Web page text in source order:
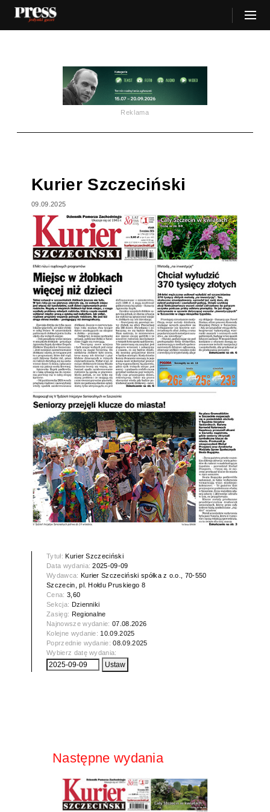
Reklama
Kurier Szczeciński
09.09.2025
Tytuł: Kurier Szczeciński
Data wydania:2025-09-09
Wydawca: Kurier Szczeciński spółka z o.o., 70-550
Szczecin, pl. Hołdu Pruskiego 8
Cena: 3,60
Sekcja: Dzienniki
Zasięg: Regionalne
Najnowsze wydanie:07.08.2026
Kolejne wydanie:10.09.2025
Poprzednie wydanie:08.09.2025
Wybierz datę wydania:
Następne wydania